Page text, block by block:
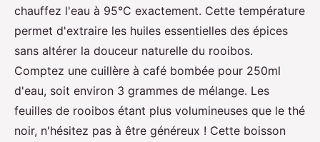
chauffez l'eau à 95°C exactement. Cette température
permet d'extraire les huiles essentielles des épices
sans altérer la douceur naturelle du rooibos.
Comptez une cuillère à café bombée pour 250ml
d'eau, soit environ 3 grammes de mélange. Les
feuilles de rooibos étant plus volumineuses que le thé
noir, n'hésitez pas à être généreux ! Cette boisson